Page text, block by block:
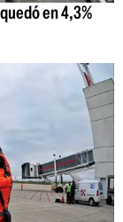
en 4,3%